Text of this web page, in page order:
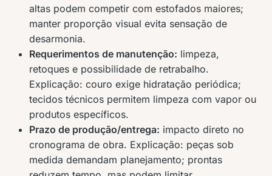
altas podem competir com estofados maiores;
manter proporção visual evita sensação de
desarmonia.
Requerimentos de manutenção: limpeza,
retoques e possibilidade de retrabalho.
Explicação: couro exige hidratação periódica;
tecidos técnicos permitem limpeza com vapor ou
produtos específicos.
Prazo de produção/entrega: impacto direto no
cronograma de obra. Explicação: peças sob
medida demandam planejamento; prontas